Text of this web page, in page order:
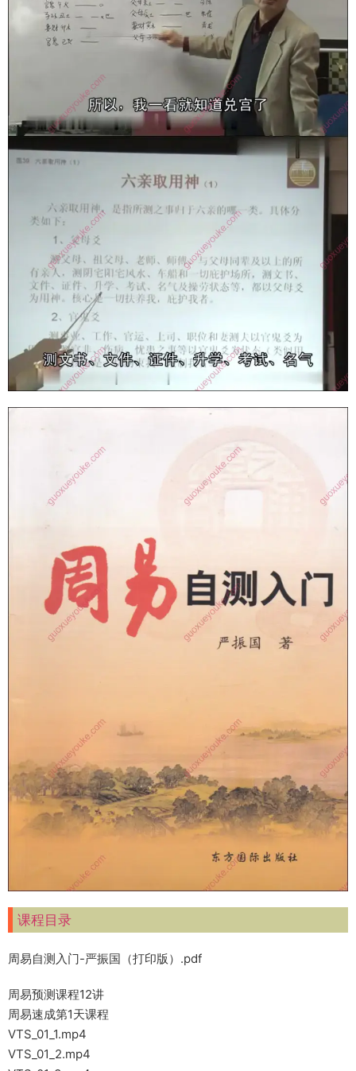
课程目录
周易自测入门-严振国（打印版）.pdf
周易预测课程12讲
周易速成第1天课程
VTS_01_1.mp4
VTS_01_2.mp4